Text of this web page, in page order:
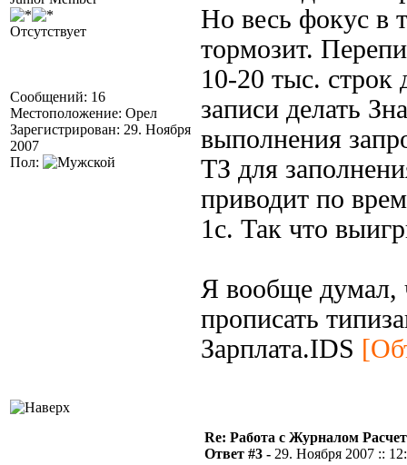
Отсутствует
Сообщений: 16
Местоположение: Орел
Зарегистрирован: 29. Ноября
2007
Пол:
Но весь фокус в
тормозит.
10-20 тыс. строк
записи делать
выполнения
ТЗ для
приводит по
1с. Так что
Я вообще думал,
прописать
Зарплата.IDS
Re: Работа с Журналом
Ответ #3 - 29. Ноября 2007 ::